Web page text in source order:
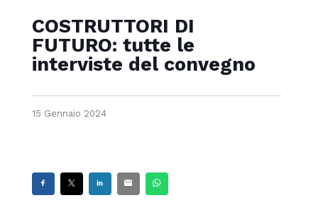
COSTRUTTORI DI
FUTURO: tutte le
interviste del convegno
15 Gennaio 2024